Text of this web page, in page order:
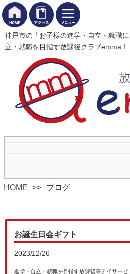
神戸市の「お子様の進学・自立・就職
立・就職を目指す放課後クラブemma！
HOME ブログ
お誕生日会ギフト
2023/12/26
進学・自立・就職を目指す放課後等デイサー